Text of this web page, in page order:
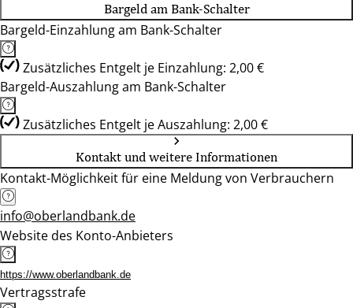
Bargeld am Bank-Schalter
Bargeld-Einzahlung am Bank-Schalter
Zusätzliches Entgelt je Einzahlung: 2,00 €
Bargeld-Auszahlung am Bank-Schalter
Zusätzliches Entgelt je Auszahlung: 2,00 €
Kontakt und weitere Informationen
Kontakt-Möglichkeit für eine Meldung von Verbrauchern
info@oberlandbank.de
Website des Konto-Anbieters
https://www.oberlandbank.de
Vertragsstrafe